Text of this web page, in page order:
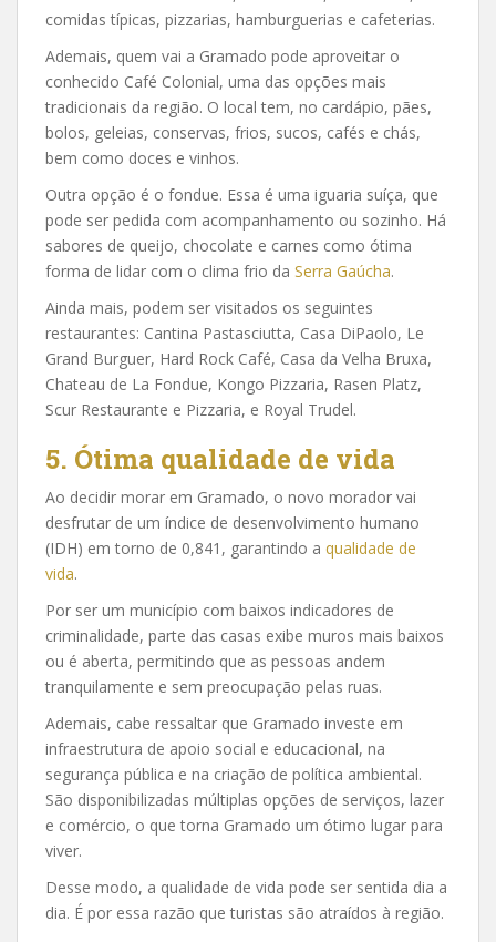
comidas típicas, pizzarias, hamburguerias e cafeterias.
Ademais, quem vai a Gramado pode aproveitar o
conhecido Café Colonial, uma das opções mais
tradicionais da região. O local tem, no cardápio, pães,
bolos, geleias, conservas, frios, sucos, cafés e chás,
bem como doces e vinhos.
Outra opção é o fondue. Essa é uma iguaria suíça, que
pode ser pedida com acompanhamento ou sozinho. Há
sabores de queijo, chocolate e carnes como ótima
forma de lidar com o clima frio da Serra Gaúcha.
Ainda mais, podem ser visitados os seguintes
restaurantes: Cantina Pastasciutta, Casa DiPaolo, Le
Grand Burguer, Hard Rock Café, Casa da Velha Bruxa,
Chateau de La Fondue, Kongo Pizzaria, Rasen Platz,
Scur Restaurante e Pizzaria, e Royal Trudel.
5. Ótima qualidade de vida
Ao decidir morar em Gramado, o novo morador vai
desfrutar de um índice de desenvolvimento humano
(IDH) em torno de 0,841, garantindo a qualidade de
vida.
Por ser um município com baixos indicadores de
criminalidade, parte das casas exibe muros mais baixos
ou é aberta, permitindo que as pessoas andem
tranquilamente e sem preocupação pelas ruas.
Ademais, cabe ressaltar que Gramado investe em
infraestrutura de apoio social e educacional, na
segurança pública e na criação de política ambiental.
São disponibilizadas múltiplas opções de serviços, lazer
e comércio, o que torna Gramado um ótimo lugar para
viver.
Desse modo, a qualidade de vida pode ser sentida dia a
dia. É por essa razão que turistas são atraídos à região.